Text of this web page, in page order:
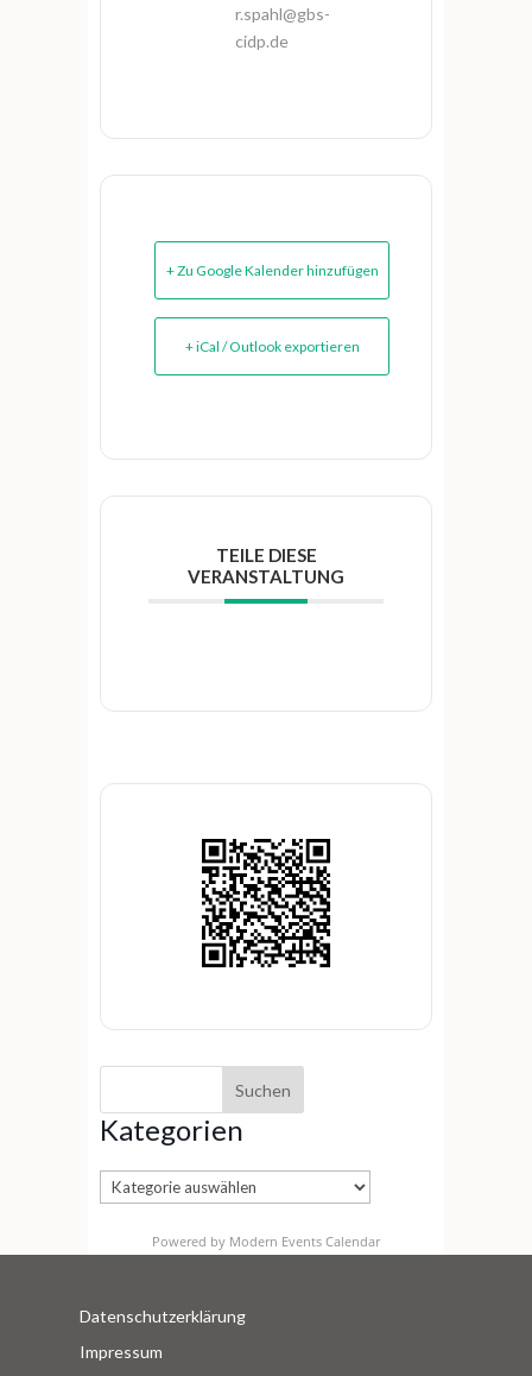
r.spahl@gbs-
cidp.de
+ Zu Google Kalender hinzufügen
+ iCal / Outlook exportieren
TEILE DIESE
VERANSTALTUNG
Kategorien
Kategorien
Powered by Modern Events Calendar
Datenschutzerklärung
Impressum